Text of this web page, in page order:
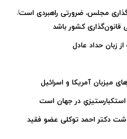
مجلس، ضرورتی راهبردی است/
قانون‌گذاری کشور باشد
زبان حداد عادل
میزبان آمریکا و اسرائیل
در جهان است
دکتر احمد توکلی عضو فقید